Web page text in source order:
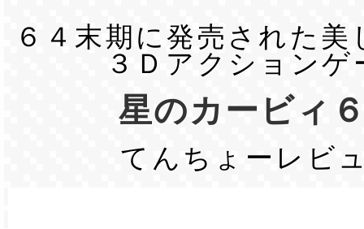
６４末期に発売された美
３Ｄアクションゲ
星のカービィ
てんちょーレビ